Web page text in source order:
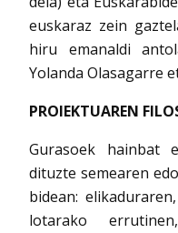
euskaraz zein
hiru emanaldi
Yolanda Olasagarre
PROIEKTUAREN
Gurasoek hainbat
dituzte semearen
bidean:
lotarako